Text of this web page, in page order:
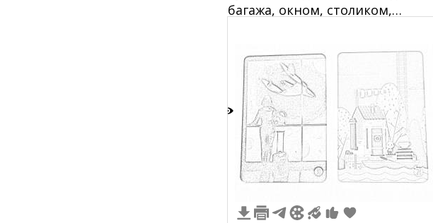
багажа, окном, столиком,